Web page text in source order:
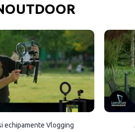
echipamente Vlogging